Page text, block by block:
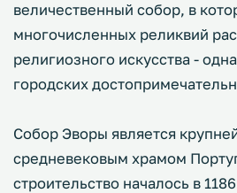
величественный собор, в
многочисленных реликвий
религиозного искусства -
городских
Собор Эворы является
средневековым храмом
строительство началось в